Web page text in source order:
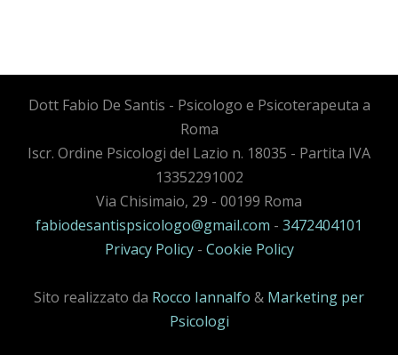
Dott Fabio De Santis - Psicologo e Psicoterapeuta a
Roma
Iscr. Ordine Psicologi del Lazio n. 18035 - Partita IVA
13352291002
Via Chisimaio, 29 - 00199 Roma
fabiodesantispsicologo@gmail.com - 3472404101
Privacy Policy- Cookie Policy
Sito realizzato da Rocco Iannalfo & Marketing per
Psicologi